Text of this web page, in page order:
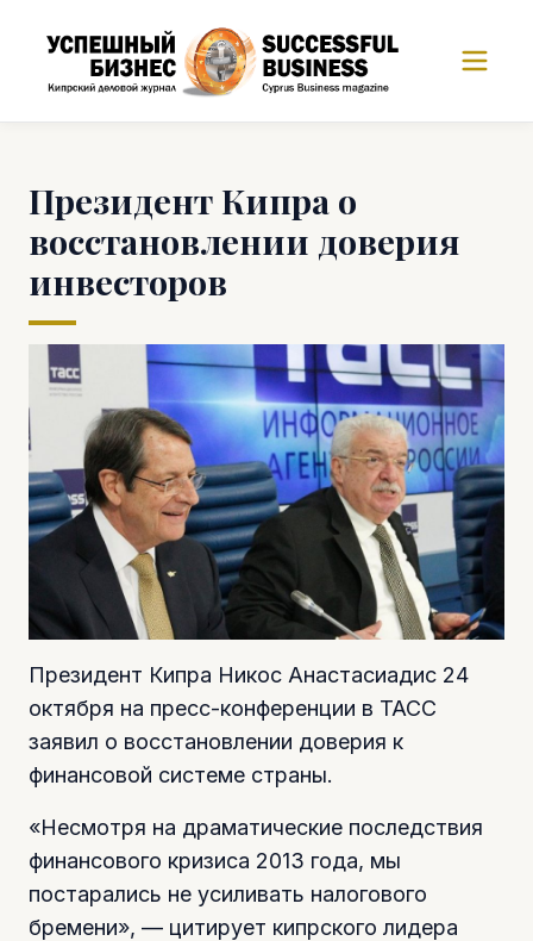
Президент Кипра о
восстановлении доверия
инвесторов
Президент Кипра Никос Анастасиадис 24
октября на пресс-конференции в ТАСС
заявил о восстановлении доверия к
финансовой системе страны.
«Несмотря на драматические последствия
финансового кризиса 2013 года, мы
постарались не усиливать налогового
бремени», — цитирует кипрского лидера